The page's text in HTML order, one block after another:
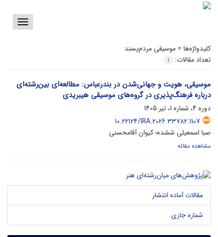
Toggle
کلیدواژه‌ها = موسیقی مردم‌پسند
تعداد مقالات:
1
موسیقی، هویت و جهانی‌شدن در بندرعباس: مطالعه‌ای بین‌رشته‌ای
درباره فرهنگ‌پذیری در گروه‌های موسیقی هیبریدی
دوره 4، شماره 1، تیر 1405
10.22124/IRA.2026.33782.1107
صبا اسمعیلی ششده؛ کیوان آقامحسنی
مشاهده مقاله
مقالات آماده انتشار
شماره جاری